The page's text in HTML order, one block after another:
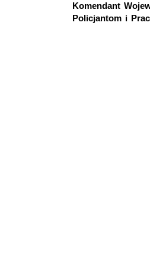
Komendant
Policjantom i